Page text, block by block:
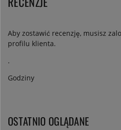
Aby zostawić recenzję, musisz
profilu klienta.
.
Godziny
OSTATNIO OGLĄDANE